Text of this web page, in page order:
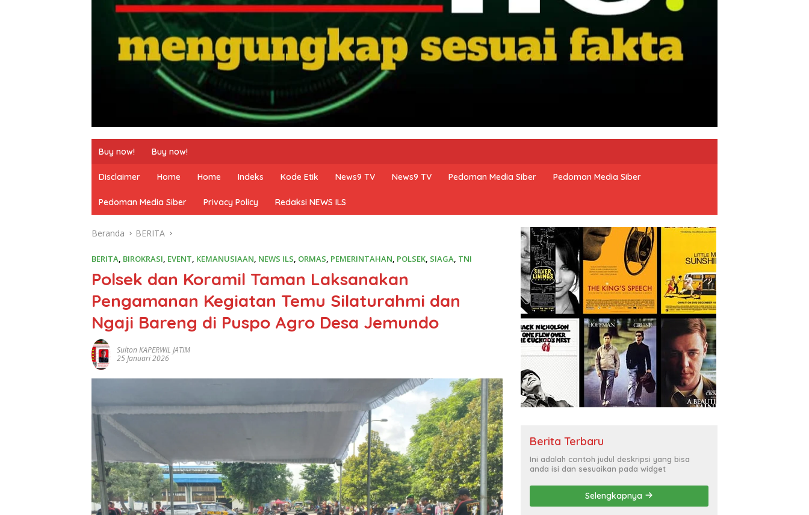
Buy now! Buy now!
Disclaimer Home Home Indeks Kode Etik News9 TV News9 TV Pedoman Media Siber Pedoman Media Siber
Pedoman Media Siber Privacy Policy Redaksi NEWS ILS
Beranda BERITA
BERITA BIROKRASI EVENT KEMANUSIAAN NEWS ILS ORMAS PEMERINTAHAN POLSEK SIAGA TNI
Polsek dan Koramil Taman Laksanakan
Pengamanan Kegiatan Temu Silaturahmi dan
Ngaji Bareng di Puspo Agro Desa Jemundo
Sulton KAPERWIL JATIM
25 Januari 2026
Berita Terbaru
Ini adalah contoh judul deskripsi yang bisa
anda isi dan sesuaikan pada widget
Selengkapnya